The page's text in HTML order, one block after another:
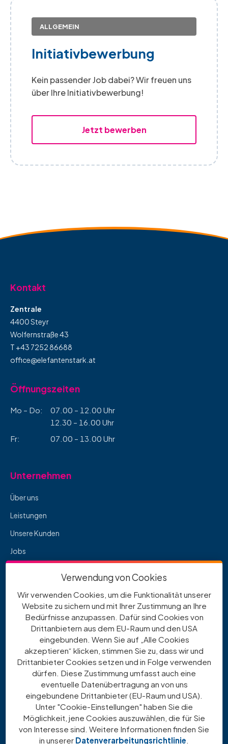
ALLGEMEIN
Initiativbewerbung
Kein passender Job dabei? Wir freuen uns
über Ihre Initiativbewerbung!
Jetzt bewerben
Kontakt
Zentrale
4400 Steyr
Wolfernstraße 43
T +43 7252 86688
office@elefantenstark.at
Öffnungszeiten
Mo – Do:
07.00 – 12.00 Uhr
12.30 – 16.00 Uhr
Fr:
07.00 – 13.00 Uhr
Unternehmen
Über uns
Leistungen
Unsere Kunden
Jobs
Rechtliches
Impressum
Datenschutz
Beschwerdestelle
Cookie-Einstellungen
Social Media
Verwendung von Cookies
Wir verwenden Cookies, um die Funktionalität unserer
Website zu sichern und mit Ihrer Zustimmung an Ihre
Bedürfnisse anzupassen. Dafür sind Cookies von
Drittanbietern aus dem EU-Raum und den USA
eingebunden. Wenn Sie auf „Alle Cookies
akzeptieren“ klicken, stimmen Sie zu, dass wir und
Drittanbieter Cookies setzen und in Folge verwenden
dürfen. Diese Zustimmung umfasst auch eine
eventuelle Datenübertragung an von uns
eingebundene Drittanbieter (EU-Raum und USA).
Unter "Cookie-Einstellungen" haben Sie die
Möglichkeit, jene Cookies auszuwählen, die für Sie
von Interesse sind. Weitere Informationen finden Sie
in unserer Datenverarbeitungsrichtlinie